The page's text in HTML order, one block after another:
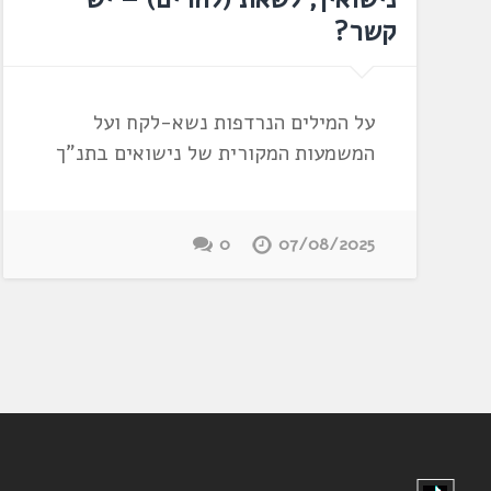
קשר?
על המילים הנרדפות נשא-לקח ועל
המשמעות המקורית של נישואים בתנ"ך
07/08/2025
0